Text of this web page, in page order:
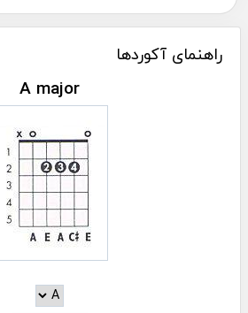
راهنمای آکوردها
A major